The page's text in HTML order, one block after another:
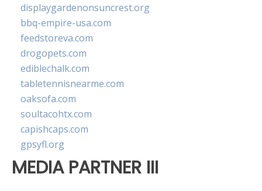
displaygardenonsuncrest.org
bbq-empire-usa.com
feedstoreva.com
drogopets.com
ediblechalk.com
tabletennisnearme.com
oaksofa.com
soultacohtx.com
capishcaps.com
gpsyfl.org
MEDIA PARTNER III